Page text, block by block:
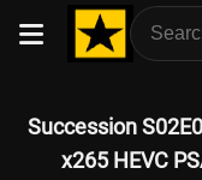
Succession
x265 HEVC